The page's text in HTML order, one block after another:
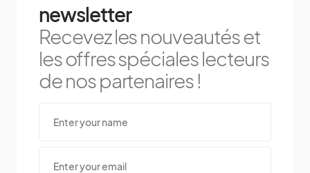
newsletter
Recevez les nouveautés et
les offres spéciales lecteurs
de nos partenaires !